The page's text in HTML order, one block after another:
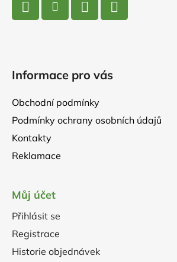
Informace pro vás
Obchodní podmínky
Podmínky ochrany osobních údajů
Kontakty
Reklamace
Můj účet
Přihlásit se
Registrace
Historie objednávek